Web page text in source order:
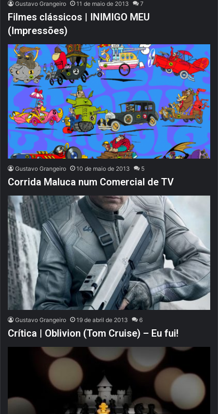
Gustavo Grangeiro 11 de maio de 2013 7
Filmes clássicos | INIMIGO MEU
(Impressões)
Gustavo Grangeiro 10 de maio de 2013 5
Corrida Maluca num Comercial de TV
Gustavo Grangeiro 19 de abril de 2013 6
Crítica | Oblivion (Tom Cruise) – Eu fui!